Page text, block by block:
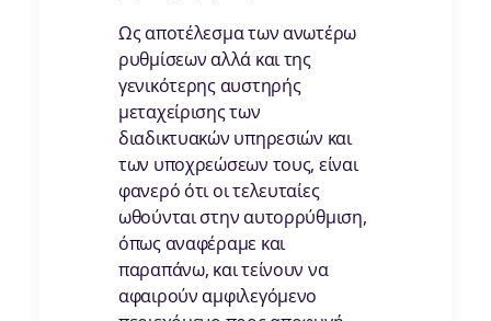
Ως αποτέλεσμα των ανωτέρω
ρυθμίσεων αλλά και της
γενικότερης αυστηρής
μεταχείρισης των
διαδικτυακών υπηρεσιών και
των υποχρεώσεων τους, είναι
φανερό ότι οι τελευταίες
ωθούνται στην αυτορρύθμιση,
όπως αναφέραμε και
παραπάνω, και τείνουν να
αφαιρούν αμφιλεγόμενο